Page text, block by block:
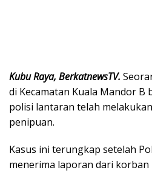
Kubu Raya, BerkatnewsTV.
di Kecamatan Kuala Mandor B
polisi lantaran telah
penipuan.
Kasus ini terungkap setelah
menerima laporan dari korban